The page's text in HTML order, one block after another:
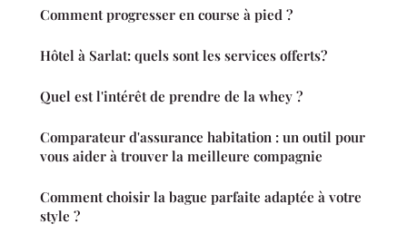
Comment progresser en course à pied ?
Hôtel à Sarlat: quels sont les services offerts?
Quel est l'intérêt de prendre de la whey ?
Comparateur d'assurance habitation : un outil pour
vous aider à trouver la meilleure compagnie
Comment choisir la bague parfaite adaptée à votre
style ?